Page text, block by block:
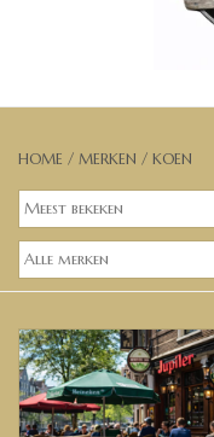
Bartafels
Banken, stoelen &
(Bar)krukken
Plantenbakken
HOME / MERKEN / KOEN